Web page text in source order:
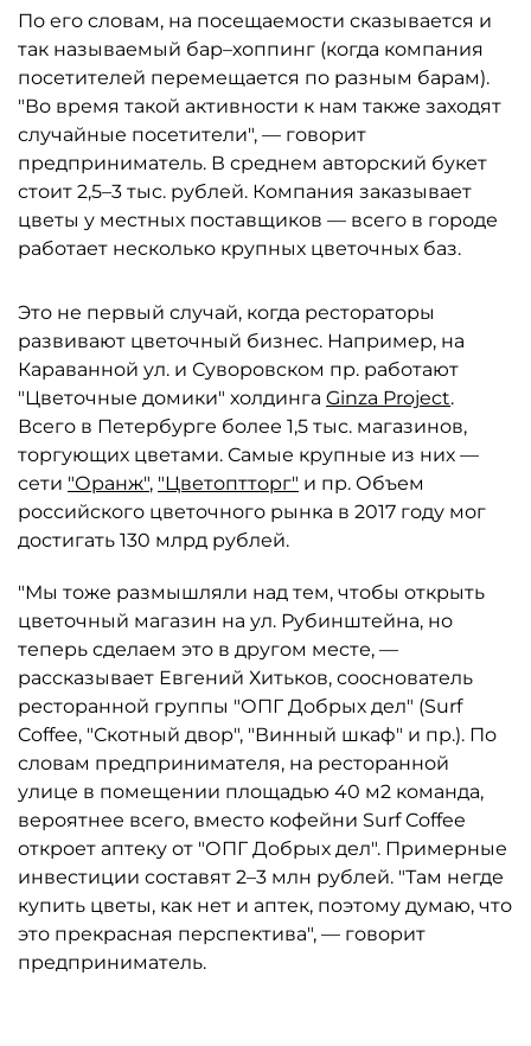
По его словам, на посещаемости сказывается и
так называемый бар–хоппинг (когда компания
посетителей перемещается по разным барам).
"Во время такой активности к нам также заходят
случайные посетители", — говорит
предприниматель. В среднем авторский букет
стоит 2,5–3 тыс. рублей. Компания заказывает
цветы у местных поставщиков — всего в городе
работает несколько крупных цветочных баз.
Это не первый случай, когда рестораторы
развивают цветочный бизнес. Например, на
Караванной ул. и Суворовском пр. работают
"Цветочные домики" холдинга Ginza Project.
Всего в Петербурге более 1,5 тыс. магазинов,
торгующих цветами. Самые крупные из них —
сети "Оранж", "Цветоптторг" и пр. Объем
российского цветочного рынка в 2017 году мог
достигать 130 млрд рублей.
"Мы тоже размышляли над тем, чтобы открыть
цветочный магазин на ул. Рубинштейна, но
теперь сделаем это в другом месте, —
рассказывает Евгений Хитьков, сооснователь
ресторанной группы "ОПГ Добрых дел" (Surf
Coffee, "Скотный двор", "Винный шкаф" и пр.). По
словам предпринимателя, на ресторанной
улице в помещении площадью 40 м2 команда,
вероятнее всего, вместо кофейни Surf Coffee
откроет аптеку от "ОПГ Добрых дел". Примерные
инвестиции составят 2–3 млн рублей. "Там негде
купить цветы, как нет и аптек, поэтому думаю, что
это прекрасная перспектива", — говорит
предприниматель.